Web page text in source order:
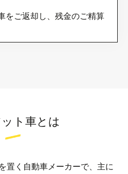
をご返却し、残金のご精算
ト車とは
置く自動車メーカーで、主に